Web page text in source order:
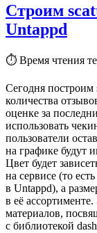
Строим
Untappd
⏱ Время чтения
Сегодня построим
количества
оценке за
использовать
пользователи
на графике будут
Цвет будет
на сервисе (то
в Untappd), а
в её
материалов,
с библиотекой